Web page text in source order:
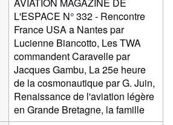
L'ESPACE N° 332 - Rencontre
France USA a Nantes par
Lucienne Biancotto, Les TWA
commandent Caravelle par
Jacques Gambu, La 25e heure
de la cosmonautique par G. Juin,
Renaissance de l'aviation légère
en Grande Bretagne, la famille